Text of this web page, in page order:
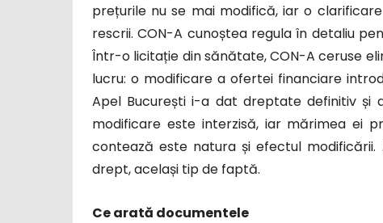
prețurile nu se mai modifică, iar o
rescrii. CON-A cunoștea regula în detaliu
Într-o licitație din sănătate, CON-A ceruse
lucru: o modificare a ofertei financiare
Apel București i-a dat dreptate definitiv
modificare este interzisă, iar mărimea ei
contează este natura și efectul
drept, același tip de faptă.
Ce arată documentele